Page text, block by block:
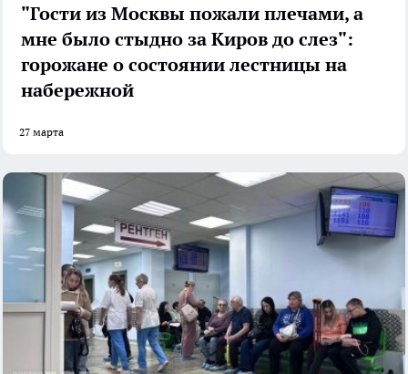
"Гости из Москвы пожали плечами, а
мне было стыдно за Киров до слез":
горожане о состоянии лестницы на
набережной
27 марта